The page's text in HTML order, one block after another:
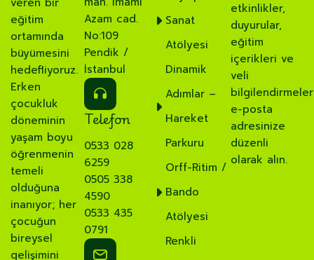
eğitim
ortamında
büyümesini
hedefliyoruz.
Erken
çocukluk
döneminin
yaşam boyu
öğrenmenin
temeli
olduğuna
inanıyor; her
çocuğun
bireysel
gelişimini
Azam cad.
No:109
Pendik /
İstanbul
Telefon
0533 028
6259
0505 338
4590
0533 435
0791
Sanat
Atölyesi
Dinamik
Adımlar –
Hareket
Parkuru
Orff-Ritim /
Bando
Atölyesi
Renkli
etkinlikler,
duyurular,
eğitim
içerikleri ve
veli
e-posta
adresinize
düzenli
olarak alın.